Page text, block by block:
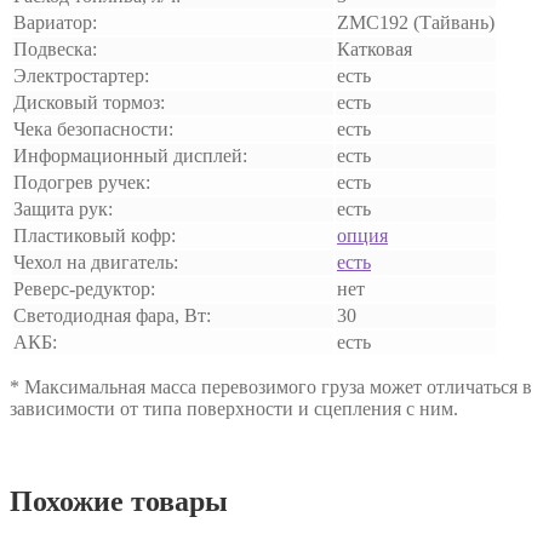
Вариатор:
ZMC192 (Тайвань)
Подвеска:
Катковая
Электростартер:
есть
Дисковый тормоз:
есть
Чека безопасности:
есть
Информационный дисплей:
есть
Подогрев ручек:
есть
Защита рук:
есть
Пластиковый кофр:
опция
Чехол на двигатель:
есть
Реверс-редуктор:
нет
Светодиодная фара, Вт:
30
АКБ:
есть
* Максимальная масса перевозимого груза может отличаться в
зависимости от типа поверхности и сцепления с ним.
Похожие товары